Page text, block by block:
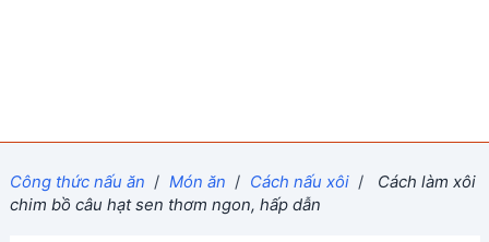
Công thức nấu ăn / Món ăn / Cách nấu xôi /
Cách làm xôi
chim bồ câu hạt sen thơm ngon, hấp dẫn